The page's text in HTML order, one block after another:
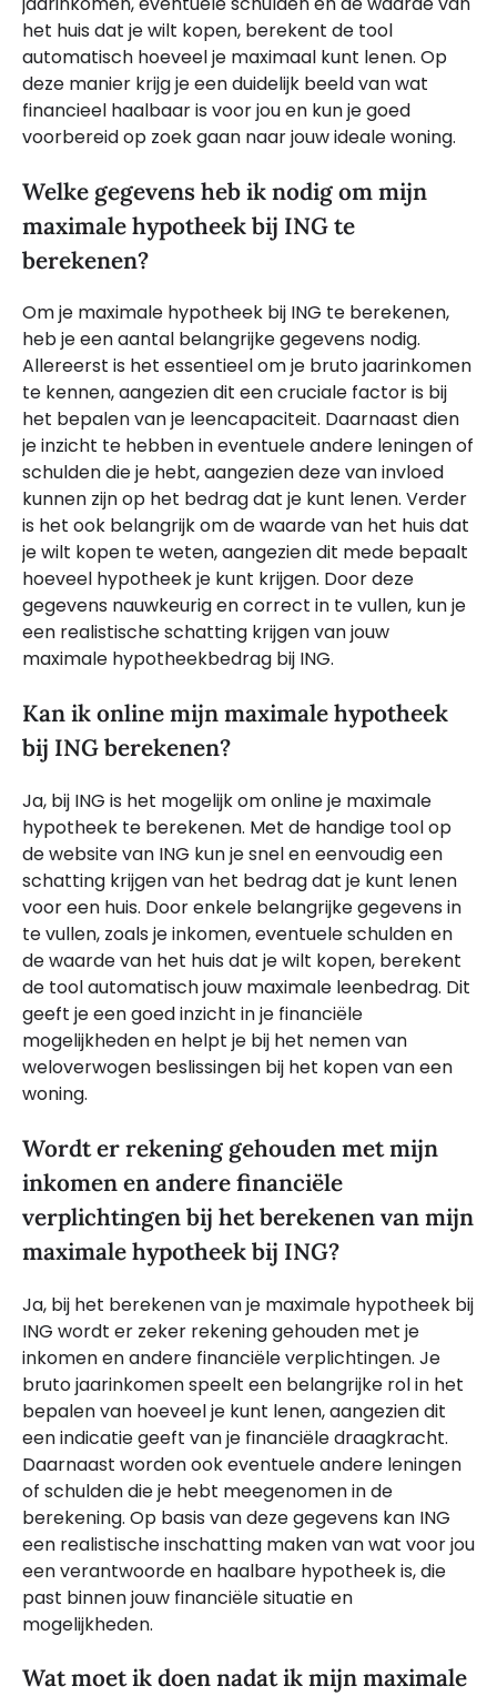
het huis dat je wilt kopen, berekent de tool
automatisch hoeveel je maximaal kunt lenen. Op
deze manier krijg je een duidelijk beeld van wat
financieel haalbaar is voor jou en kun je goed
voorbereid op zoek gaan naar jouw ideale woning.
Welke gegevens heb ik nodig om mijn
maximale hypotheek bij ING te
berekenen?
Om je maximale hypotheek bij ING te berekenen,
heb je een aantal belangrijke gegevens nodig.
Allereerst is het essentieel om je bruto jaarinkomen
te kennen, aangezien dit een cruciale factor is bij
het bepalen van je leencapaciteit. Daarnaast dien
je inzicht te hebben in eventuele andere leningen of
schulden die je hebt, aangezien deze van invloed
kunnen zijn op het bedrag dat je kunt lenen. Verder
is het ook belangrijk om de waarde van het huis dat
je wilt kopen te weten, aangezien dit mede bepaalt
hoeveel hypotheek je kunt krijgen. Door deze
gegevens nauwkeurig en correct in te vullen, kun je
een realistische schatting krijgen van jouw
maximale hypotheekbedrag bij ING.
Kan ik online mijn maximale hypotheek
bij ING berekenen?
Ja, bij ING is het mogelijk om online je maximale
hypotheek te berekenen. Met de handige tool op
de website van ING kun je snel en eenvoudig een
schatting krijgen van het bedrag dat je kunt lenen
voor een huis. Door enkele belangrijke gegevens in
te vullen, zoals je inkomen, eventuele schulden en
de waarde van het huis dat je wilt kopen, berekent
de tool automatisch jouw maximale leenbedrag. Dit
geeft je een goed inzicht in je financiële
mogelijkheden en helpt je bij het nemen van
weloverwogen beslissingen bij het kopen van een
woning.
Wordt er rekening gehouden met mijn
inkomen en andere financiële
verplichtingen bij het berekenen van mijn
maximale hypotheek bij ING?
Ja, bij het berekenen van je maximale hypotheek bij
ING wordt er zeker rekening gehouden met je
inkomen en andere financiële verplichtingen. Je
bruto jaarinkomen speelt een belangrijke rol in het
bepalen van hoeveel je kunt lenen, aangezien dit
een indicatie geeft van je financiële draagkracht.
Daarnaast worden ook eventuele andere leningen
of schulden die je hebt meegenomen in de
berekening. Op basis van deze gegevens kan ING
een realistische inschatting maken van wat voor jou
een verantwoorde en haalbare hypotheek is, die
past binnen jouw financiële situatie en
mogelijkheden.
Wat moet ik doen nadat ik mijn maximale